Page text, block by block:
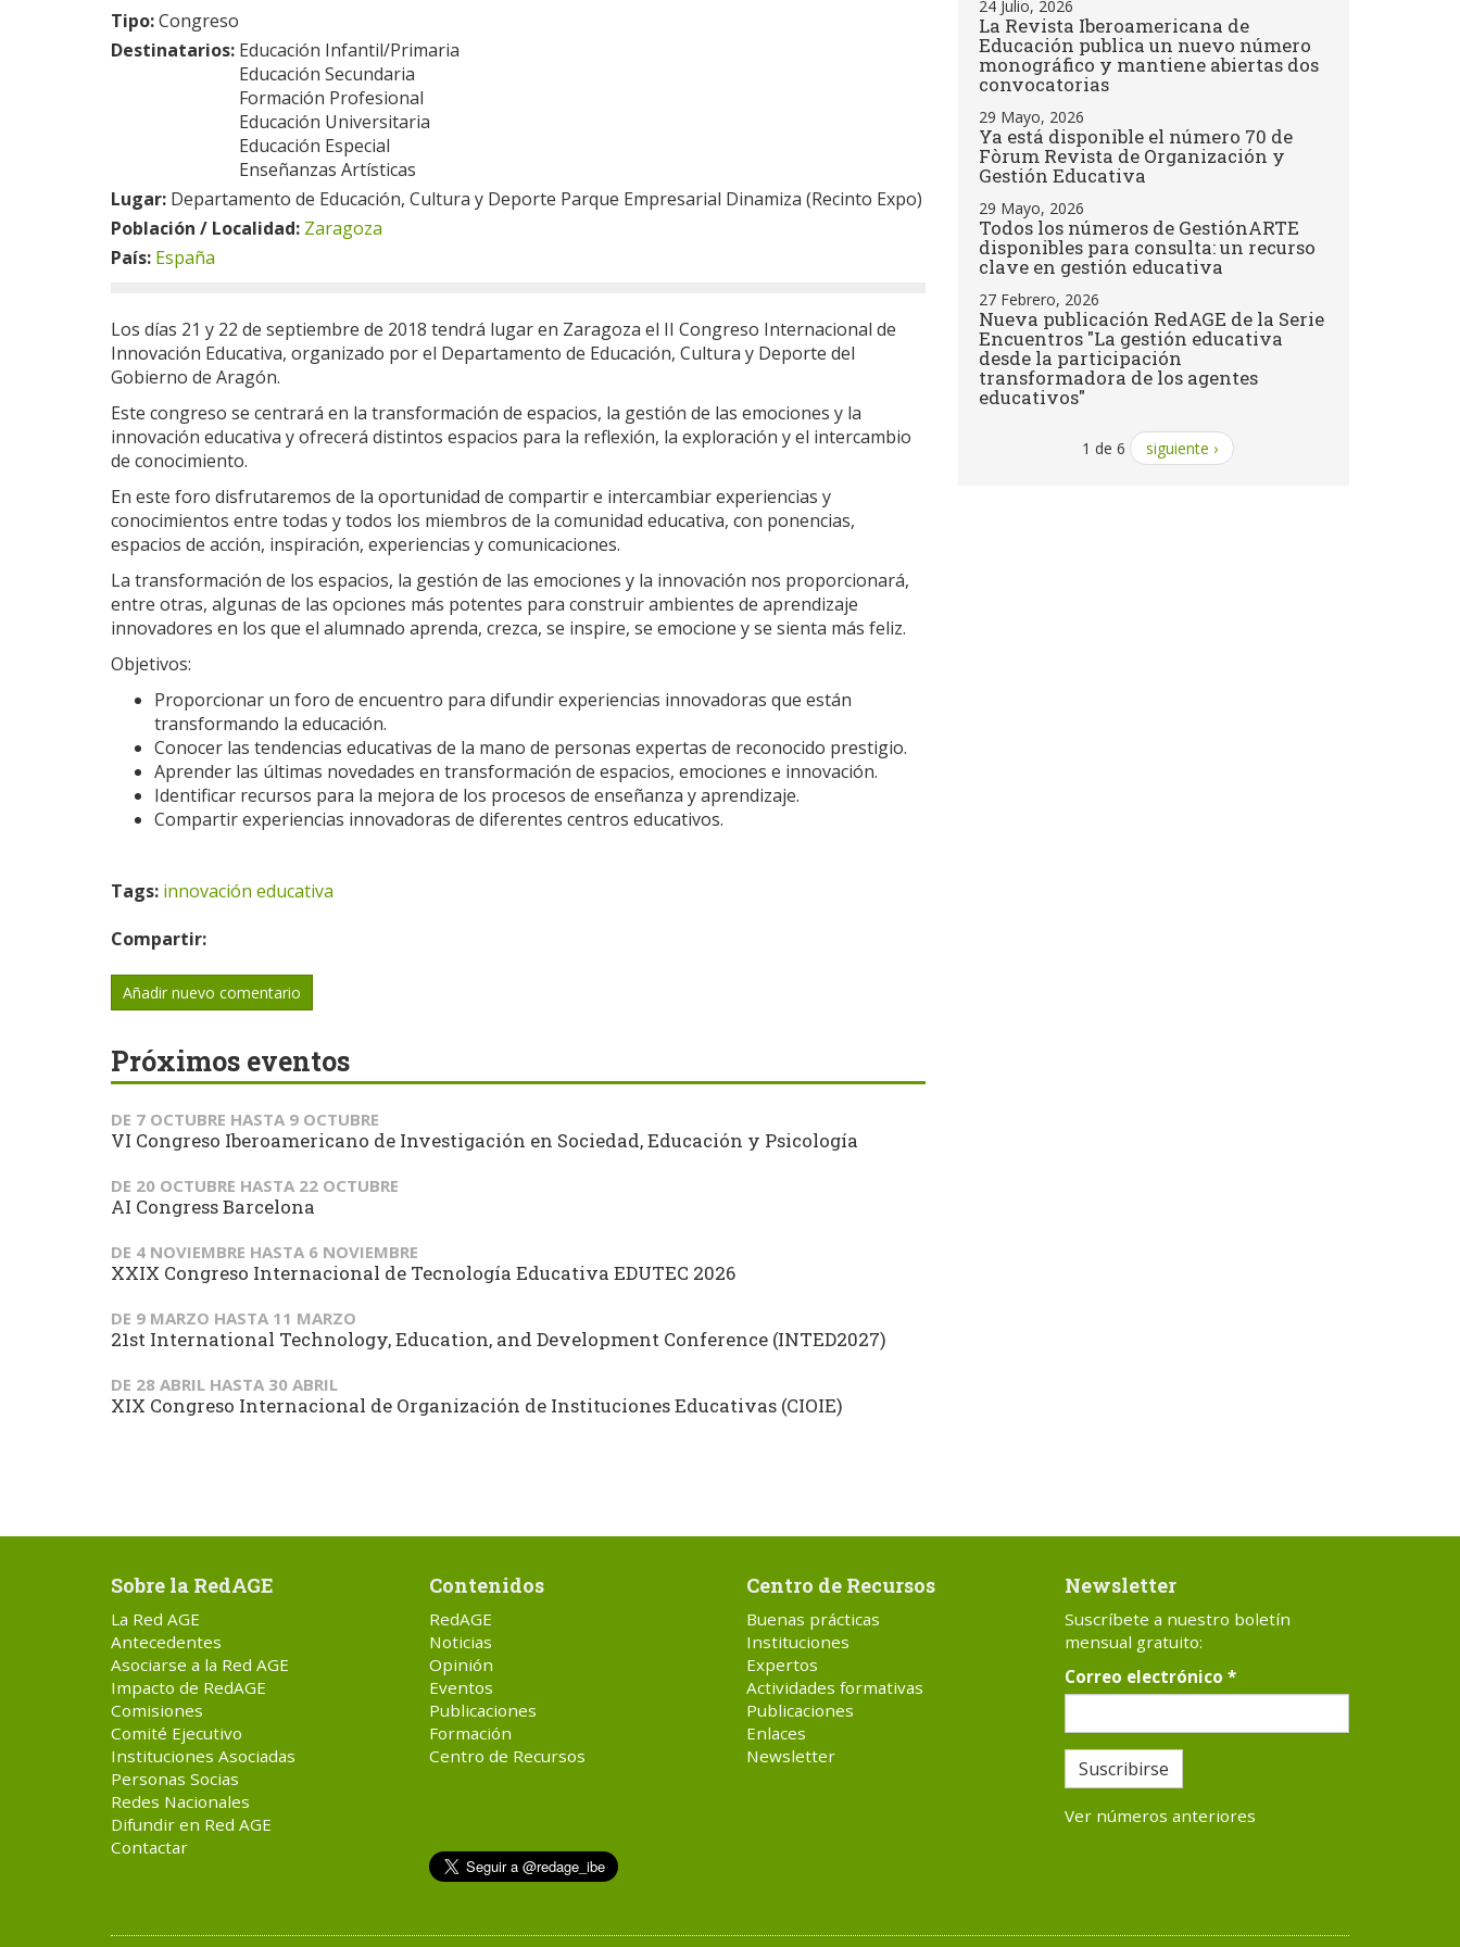
Tipo:Congreso
Destinatarios: Educación Infantil/Primaria
Educación Secundaria
Formación Profesional
Educación Universitaria
Educación Especial
Enseñanzas Artísticas
Lugar: Departamento de Educación, Cultura y Deporte Parque Empresarial Dinamiza (Recinto Expo)
Población / Localidad: Zaragoza
País: España
Los días 21 y 22 de septiembre de 2018 tendrá lugar en Zaragoza el II Congreso Internacional de
Innovación Educativa, organizado por el Departamento de Educación, Cultura y Deporte del
Gobierno de Aragón.
Este congreso se centrará en la transformación de espacios, la gestión de las emociones y la
innovación educativa y ofrecerá distintos espacios para la reflexión, la exploración y el intercambio
de conocimiento.
En este foro disfrutaremos de la oportunidad de compartir e intercambiar experiencias y
conocimientos entre todas y todos los miembros de la comunidad educativa, con ponencias,
espacios de acción, inspiración, experiencias y comunicaciones.
La transformación de los espacios, la gestión de las emociones y la innovación nos proporcionará,
entre otras, algunas de las opciones más potentes para construir ambientes de aprendizaje
innovadores en los que el alumnado aprenda, crezca, se inspire, se emocione y se sienta más feliz.
Objetivos:
Proporcionar un foro de encuentro para difundir experiencias innovadoras que están
transformando la educación.
Conocer las tendencias educativas de la mano de personas expertas de reconocido prestigio.
Aprender las últimas novedades en transformación de espacios, emociones e innovación.
Identificar recursos para la mejora de los procesos de enseñanza y aprendizaje.
Compartir experiencias innovadoras de diferentes centros educativos.
Tags: innovación educativa
Compartir:
Añadir nuevo comentario
Próximos eventos
DE 7 OCTUBRE HASTA 9 OCTUBRE
VI Congreso Iberoamericano de Investigación en Sociedad, Educación y Psicología
DE 20 OCTUBRE HASTA 22 OCTUBRE
AI Congress Barcelona
DE 4 NOVIEMBRE HASTA 6 NOVIEMBRE
XXIX Congreso Internacional de Tecnología Educativa EDUTEC 2026
DE 9 MARZO HASTA 11 MARZO
21st International Technology, Education, and Development Conference (INTED2027)
DE 28 ABRIL HASTA 30 ABRIL
XIX Congreso Internacional de Organización de Instituciones Educativas (CIOIE)
24 Julio, 2026
La Revista Iberoamericana de
Educación publica un nuevo número
monográfico y mantiene abiertas dos
convocatorias
29 Mayo, 2026
Ya está disponible el número 70 de
Fòrum Revista de Organización y
Gestión Educativa
29 Mayo, 2026
Todos los números de GestiónARTE
disponibles para consulta: un recurso
clave en gestión educativa
27 Febrero, 2026
Nueva publicación RedAGE de la Serie
Encuentros "La gestión educativa
desde la participación
transformadora de los agentes
educativos"
1 de 6 siguiente ›
Sobre la RedAGE
La Red AGE
Antecedentes
Asociarse a la Red AGE
Impacto de RedAGE
Comisiones
Comité Ejecutivo
Instituciones Asociadas
Personas Socias
Redes Nacionales
Difundir en Red AGE
Contactar
Contenidos
RedAGE
Noticias
Opinión
Eventos
Publicaciones
Formación
Centro de Recursos
Centro de Recursos
Buenas prácticas
Instituciones
Expertos
Actividades formativas
Publicaciones
Enlaces
Newsletter
Newsletter
Suscríbete a nuestro boletín
mensual gratuito:
Correo electrónico *
Suscribirse
Ver números anteriores